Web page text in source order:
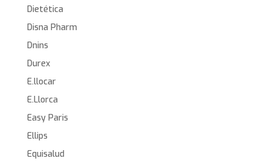
Dietética
Disna Pharm
Dnins
Durex
E.llocar
E.Llorca
Easy Paris
Ellips
Equisalud